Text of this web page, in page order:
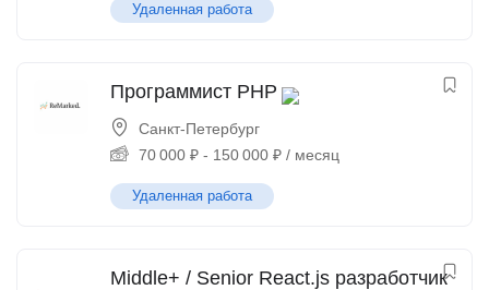
Удаленная работа
Программист PHP
Санкт-Петербург
70 000 ₽ - 150 000 ₽ / месяц
Удаленная работа
Middle+ / Senior React.js разработчик